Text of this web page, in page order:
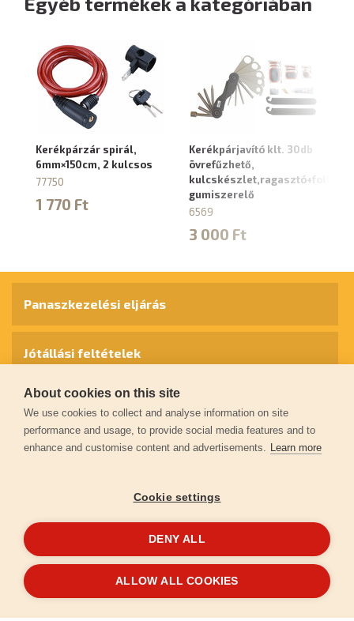
Kerékpárzár spirál,
6mm×150cm, 2 kulcsos
77750
1 770 Ft
Kerékpárjavító klt. 30db
övrefűzhető,
kulcskészlet,ragasztó+foltok,
gumiszerelő
6569
3 000 Ft
© 2026extol.hu- Minden jog fenntartva
Panaszkezelési eljárás
Jótállási feltételek
Személyes adatok védelme
Kapcsolat
Garancia regisztráció
LétrehoztaFEO
About cookies on this site
We use cookies to collect and analyse information on site
performance and usage, to provide social media features and to
enhance and customise content and advertisements. Learn more
Cookie settings
DENY ALL
ALLOW ALL COOKIES